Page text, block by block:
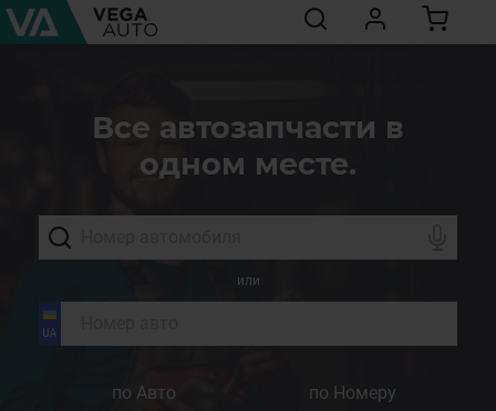
Все автозапчасти в
одном месте.
или
по Авто по Номеру